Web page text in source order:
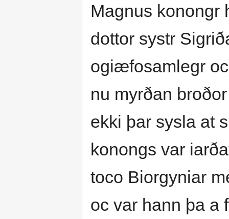
Magnus
dottor systr
ogiæfosamlegr
nu myrðan
ekki þar sysla at
konongs var
toco Biorgyniar
oc var hann þa a